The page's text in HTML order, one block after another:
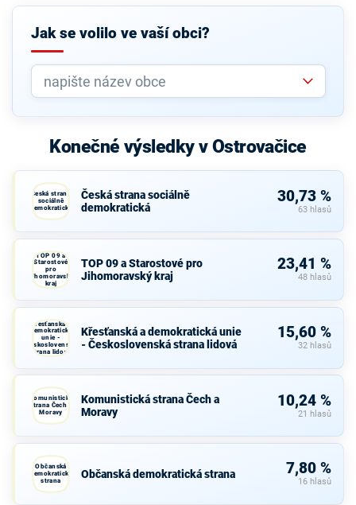
Jak se volilo ve vaší obci?
Konečné výsledky v Ostrovačice
Česká strana
sociálně
demokratická
Česká strana sociálně
demokratická
30,73 %
63 hlasů
TOP 09 a
Starostové
pro
Jihomoravský
kraj
TOP 09 a Starostové pro
Jihomoravský kraj
23,41 %
48 hlasů
Křesťanská a
demokratická
unie -
Československá
strana lidová
Křesťanská a demokratická unie
- Československá strana lidová
15,60 %
32 hlasů
Komunistická
strana Čech a
Moravy
Komunistická strana Čech a
Moravy
10,24 %
21 hlasů
Občanská
demokratická
strana
Občanská demokratická strana 7,80 %
16 hlasů